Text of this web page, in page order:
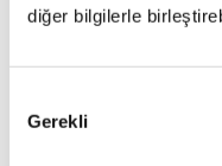
diğer bilgilerle
Seçimi
Gerekli